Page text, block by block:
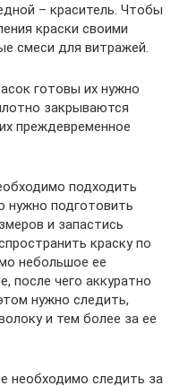
– краситель. Чтобы
краски своими
смеси для витражей.
готовы их нужно
закрываются
преждевременное
подходить
нужно подготовить
и запастись
краску по
небольшое ее
после чего аккуратно
нужно следить,
и тем более за ее
необходимо следить за